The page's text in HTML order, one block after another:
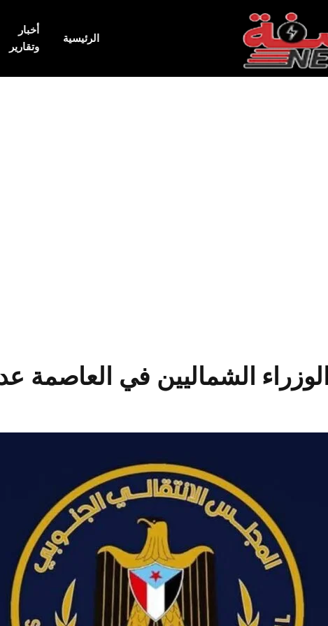
الرئيسية
أخبار
وتقارير
الشماليين في العاصمة